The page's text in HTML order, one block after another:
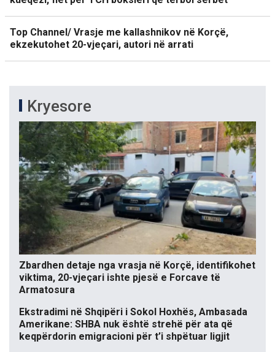
Top Channel/ Vrasje me kallashnikov në Korçë,
ekzekutohet 20-vjeçari, autori në arrati
Kryesore
Zbardhen detaje nga vrasja në Korçë, identifikohet
viktima, 20-vjeçari ishte pjesë e Forcave të
Armatosura
Ekstradimi në Shqipëri i Sokol Hoxhës, Ambasada
Amerikane: SHBA nuk është strehë për ata që
keqpërdorin emigracioni për t’i shpëtuar ligjit